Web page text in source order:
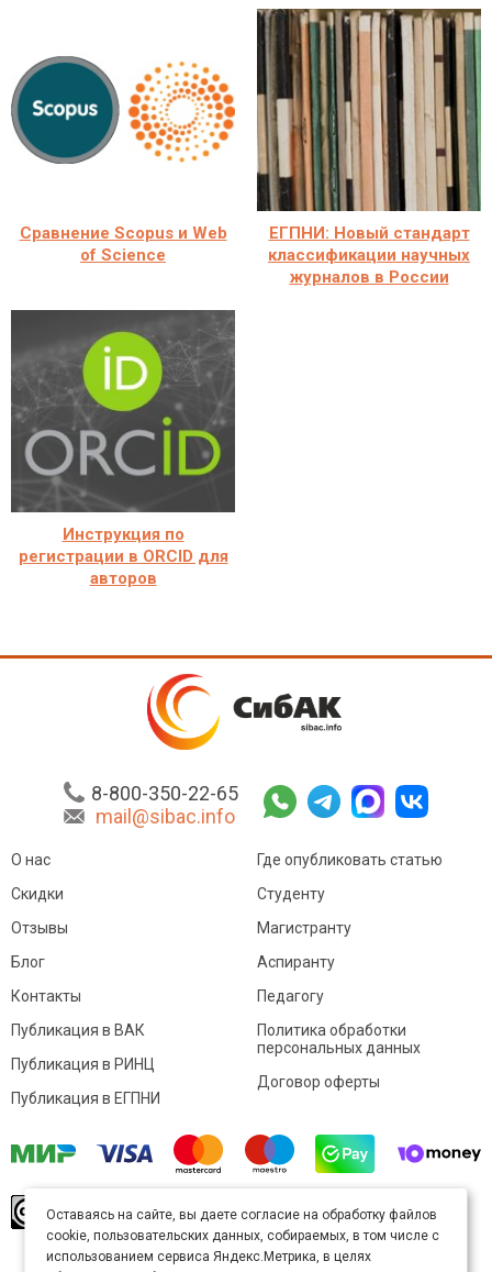
Сравнение Scopus и Web
of Science
ЕГПНИ: Новый стандарт
классификации научных
журналов в России
Инструкция по
регистрации в ORCID для
авторов
8-800-350-22-65
mail@sibac.info
О нас
Скидки
Отзывы
Блог
Контакты
Где опубликовать статью
Студенту
Магистранту
Аспиранту
Педагогу
Публикация в ВАК
Публикация в РИНЦ
Публикация в ЕГПНИ
Политика обработки
персональных данных
Договор оферты
произведение доступно полицензии Creative
Commons «Attribution» («Атрибуция») 4.0
Непортированная.
Оставаясь на сайте, вы даете согласие на обработку файлов
cookie, пользовательских данных, собираемых, в том числе с
использованием сервиса Яндекс.Метрика, в целях